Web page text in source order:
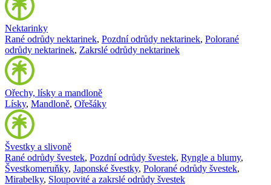
Nektarinky
Rané odrůdy nektarinek, Pozdní odrůdy nektarinek, Polorané
odrůdy nektarinek, Zakrslé odrůdy nektarinek
Ořechy, lísky a mandloně
Lísky, Mandloně, Ořešáky
Švestky a slivoně
Rané odrůdy švestek, Pozdní odrůdy švestek, Ryngle a blumy,
Švestkomeruňky, Japonské švestky, Polorané odrůdy švestek,
Mirabelky, Sloupovité a zakrslé odrůdy švestek